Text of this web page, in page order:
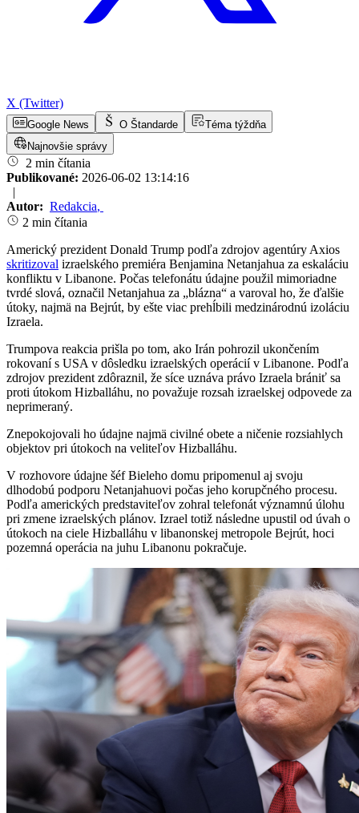
X (Twitter)
Google News O Štandarde
Téma týždňa
Najnovšie správy
2 min čítania
Publikované: 2026-06-02 13:14:16
|
Autor: Redakcia,
2 min čítania
Americký prezident Donald Trump podľa zdrojov agentúry Axios
skritizoval izraelského premiéra Benjamina Netanjahua za eskaláciu
konfliktu v Libanone. Počas telefonátu údajne použil mimoriadne
tvrdé slová, označil Netanjahua za „blázna“ a varoval ho, že ďalšie
útoky, najmä na Bejrút, by ešte viac prehĺbili medzinárodnú izoláciu
Izraela.
Trumpova reakcia prišla po tom, ako Irán pohrozil ukončením
rokovaní s USA v dôsledku izraelských operácií v Libanone. Podľa
zdrojov prezident zdôraznil, že síce uznáva právo Izraela brániť sa
proti útokom Hizballáhu, no považuje rozsah izraelskej odpovede za
neprimeraný.
Znepokojovali ho údajne najmä civilné obete a ničenie rozsiahlych
objektov pri útokoch na veliteľov Hizballáhu.
V rozhovore údajne šéf Bieleho domu pripomenul aj svoju
dlhodobú podporu Netanjahuovi počas jeho korupčného procesu.
Podľa amerických predstaviteľov zohral telefonát významnú úlohu
pri zmene izraelských plánov. Izrael totiž následne upustil od úvah o
útokoch na ciele Hizballáhu v libanonskej metropole Bejrút, hoci
pozemná operácia na juhu Libanonu pokračuje.